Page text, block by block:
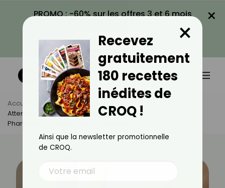
PROMO : -60% sur les offres 3 et 6 mois
VOIR LA PROMO
×
Accueil Actus
Actualités
Attention, Danger ! Ce Complément Alimentaire En Vente En
Pharmacie Est Nocif Pour Votre Santé !
Recevez
gratuitement
180 recettes
inédites de
CROQ !
×
Ainsi que la newsletter promotionnelle
de CROQ.